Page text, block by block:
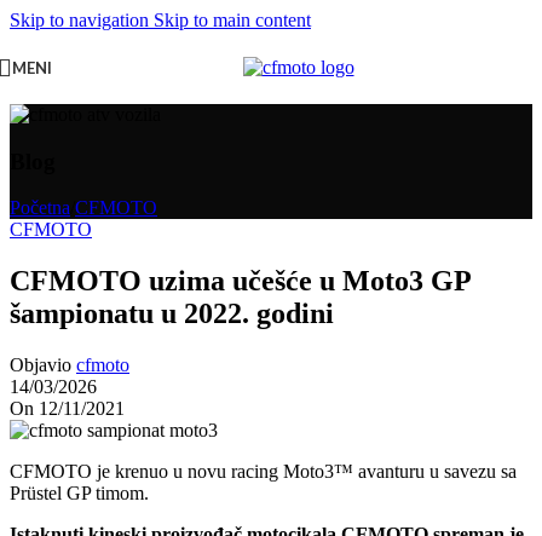
Skip to navigation Skip to main content
MENI
Početna CFMOTO
CFMOTO
CFMOTO uzima učešće u Moto3 GP
šampionatu u 2022. godini
Objavio cfmoto
14/03/2026
On 12/11/2021
CFMOTO je krenuo u novu racing Moto3™ avanturu u savezu sa
Prüstel GP timom.